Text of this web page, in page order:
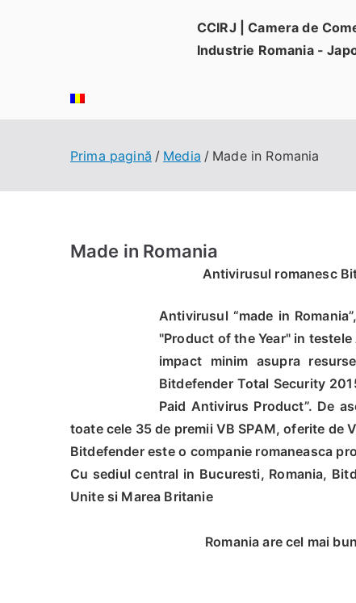
CCIRJ | Camera de
Industrie Romania -
Prima pagină Media Made in Romania
Made in Romania
Antivirusul romanesc
Antivirusul “made in
"Product of the Year" in
impact minim asupra
Bitdefender Total Security
Paid Antivirus Product”. De
toate cele 35 de premii VB SPAM, oferite de
Bitdefender este o companie romaneasca
Cu sediul central in Bucuresti, Romania,
Unite si Marea Britanie
Romania are cel mai